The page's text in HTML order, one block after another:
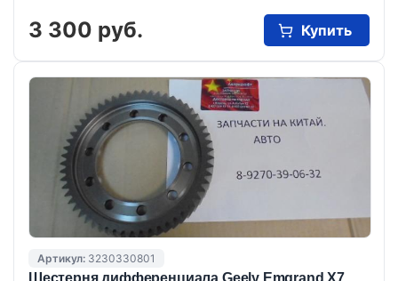
3 300 руб. Купить
Артикул: 3230330801
Шестерня дифференциала Geely Emgrand X7